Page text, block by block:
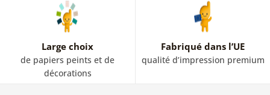
Large choix
de papiers peints et de
décorations
Fabriqué dans l’UE
qualité d’impression premium